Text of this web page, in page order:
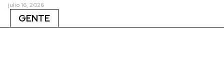
julio 16, 2026
GENTE